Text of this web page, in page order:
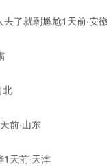
了就剩尴尬1天前·安
北
前·山东
天前·天津